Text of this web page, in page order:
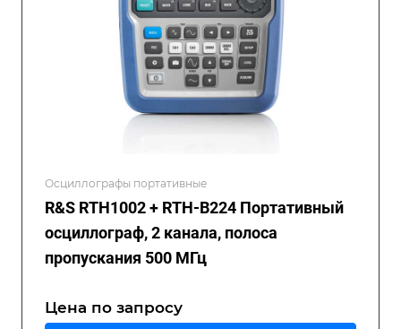
Осциллографы портативные
R&S RTH1002 + RTH-B224 Портативный
осциллограф, 2 канала, полоса
пропускания 500 МГц
Цена по запросу